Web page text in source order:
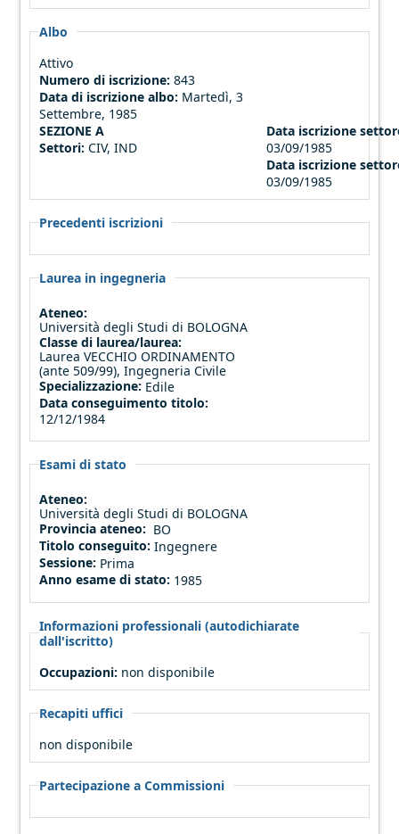
Albo
Attivo
Numero di iscrizione: 843
Data di iscrizione albo: Martedì, 3
Settembre, 1985
SEZIONE A
Settori: CIV, IND
Data iscrizione
03/09/1985
Data iscrizione
03/09/1985
Precedenti iscrizioni
Laurea in ingegneria
Ateneo:
Università degli Studi di BOLOGNA
Classe di laurea/laurea:
Laurea VECCHIO ORDINAMENTO
(ante 509/99), Ingegneria Civile
Specializzazione: Edile
Data conseguimento titolo:
12/12/1984
Esami di stato
Ateneo:
Università degli Studi di BOLOGNA
Provincia ateneo: BO
Titolo conseguito:Ingegnere
Sessione: Prima
Anno esame di stato: 1985
Informazioni professionali (autodichiarate
dall'iscritto)
Occupazioni: non disponibile
Recapiti uffici
non disponibile
Partecipazione a Commissioni